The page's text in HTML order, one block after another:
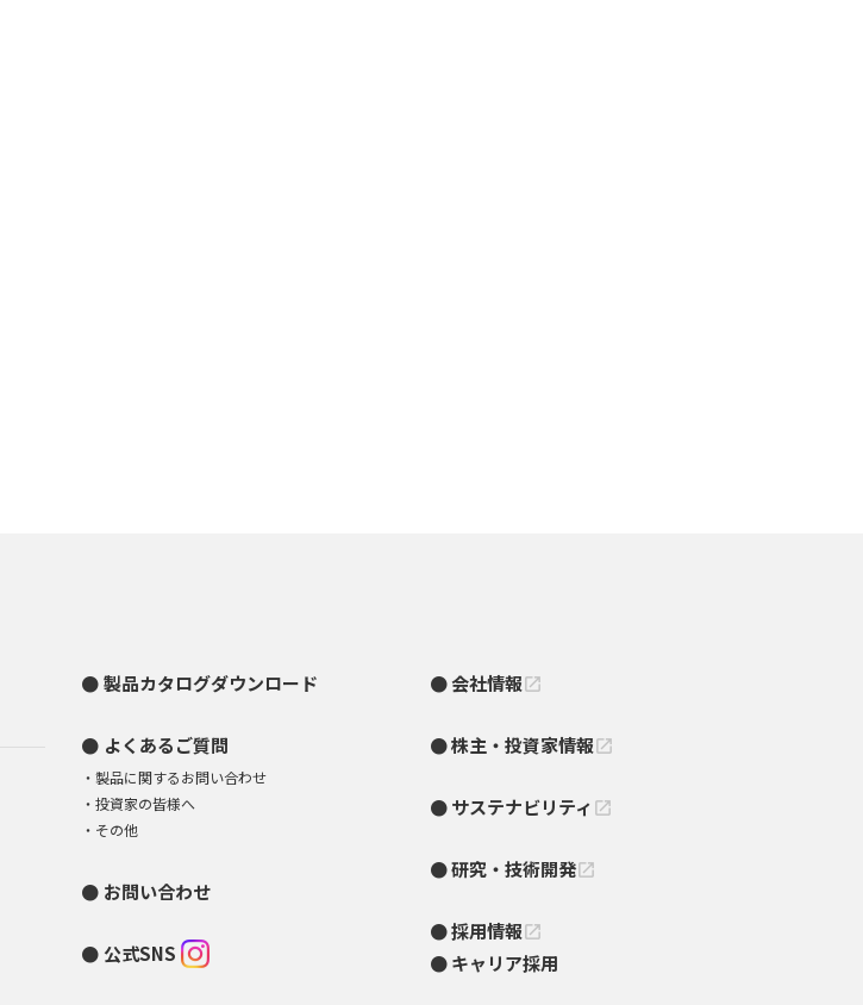
製品カタログダウンロード
よくあるご質問
製品に関するお問い合わせ
投資家の皆様へ
その他
お問い合わせ
公式SNS
会社情報open_in_new
株主・投資家情報open_in_new
サステナビリティ open_in_new
研究・技術開発open_in_new
採用情報open_in_new
キャリア採用